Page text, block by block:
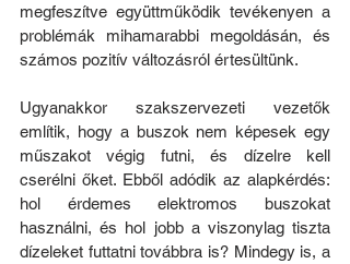
megfeszítve együttműködik tevékenyen a
problémák mihamarabbi megoldásán, és
számos pozitív változásról értesültünk.
Ugyanakkor szakszervezeti vezetők
említik, hogy a buszok nem képesek egy
műszakot végig futni, és dízelre kell
cserélni őket. Ebből adódik az alapkérdés:
hol érdemes elektromos buszokat
használni, és hol jobb a viszonylag tiszta
dízeleket futtatni továbbra is? Mindegy is, a